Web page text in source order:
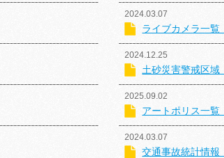
2024.03.07
ライブカメラ一覧
2024.12.25
土砂災害警戒区域
2025.09.02
アートポリス一覧
2024.03.07
交通事故統計情報